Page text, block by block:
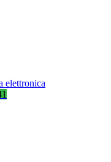
elettronica